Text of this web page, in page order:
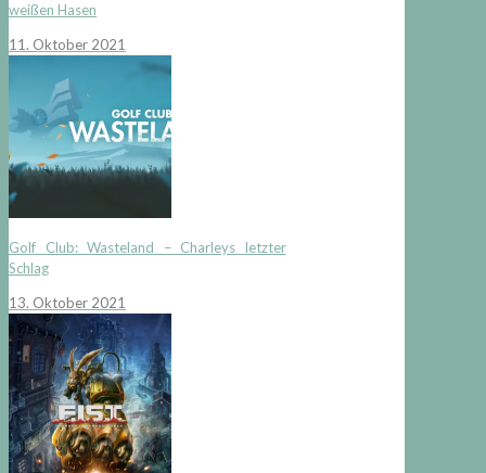
weißen Hasen
11. Oktober 2021
Golf Club: Wasteland – Charleys letzter
Schlag
13. Oktober 2021